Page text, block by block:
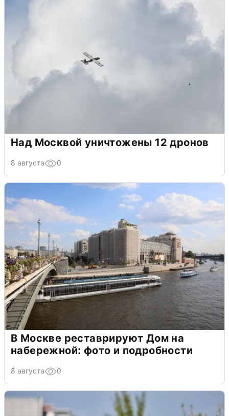
Над Москвой уничтожены 12 дронов
8 августа 0
В Москве реставрируют Дом на
набережной: фото и подробности
8 августа 0